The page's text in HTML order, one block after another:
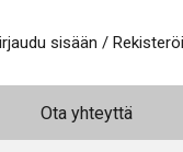
sisään /
Ota yhteyttä